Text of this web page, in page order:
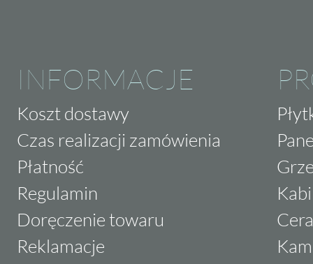
INFORMACJE
Koszt dostawy
Czas realizacji zamówienia
Płatność
Regulamin
Doręczenie towaru
Reklamacje